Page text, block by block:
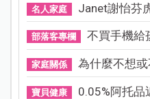
名人家庭 Janet謝怡芬
部落客專欄 不買手機給
家庭關係 為什麼不想
寶貝健康 0.05%阿托品